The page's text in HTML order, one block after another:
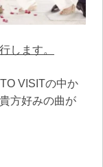
します。
VISITの中か
方好みの曲が